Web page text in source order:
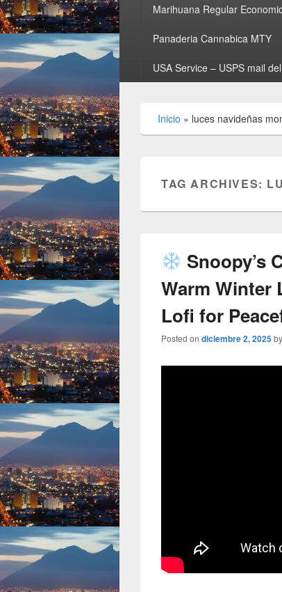
Marihuana Regular
Panaderia Cannabica MTY
USA Service – USPS mail
Inicio » luces navideñas
TAG ARCHIVES:
Snoopy’s
Warm Winter
Lofi for
Posted on diciembre 2, 2025by